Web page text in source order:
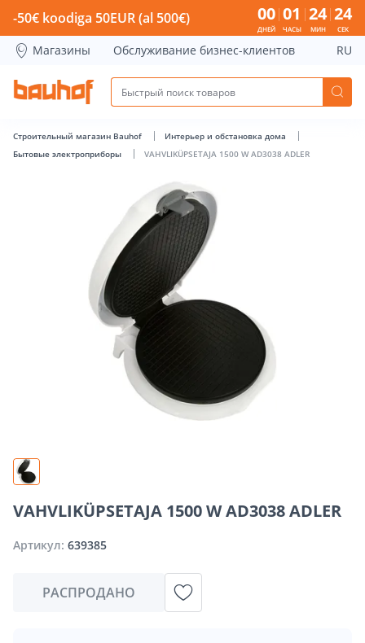
VAHVLIKÜPSETAJA 1500 W AD3038 ADLER - Bauhof has
-50€ koodiga 50EUR (al 500€) 00
ДНЕЙ
01
ЧАСЫ
24
МИН
23
СЕК
Магазины Обслуживание бизнес-клиентов RU
Строительный магазин Bauhof
Интерьер и обстановка дома
Бытовые электроприборы
VAHVLIKÜPSETAJA 1500 W AD3038 ADLER
VAHVLIKÜPSETAJA 1500 W AD3038 ADLER
Артикул: 639385
РАСПРОДАНО